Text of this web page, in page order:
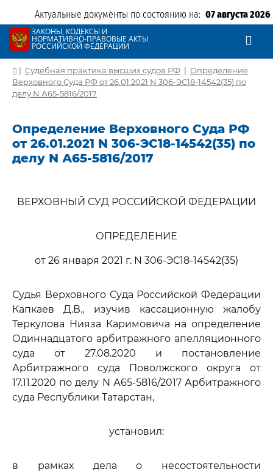
Актуальные документы по состоянию на: 07 августа 2026
ЗАКОНЫ, КОДЕКСЫ И
НОРМАТИВНО-ПРАВОВЫЕ АКТЫ
РОССИЙСКОЙ ФЕДЕРАЦИИ
| Судебная практика высших судов РФ | Определение
Верховного Суда РФ от 26.01.2021 N 306-ЭС18-14542(35) по
делу N А65-5816/2017
Определение Верховного Суда РФ
от 26.01.2021 N 306-ЭС18-14542(35) по
делу N А65-5816/2017
ВЕРХОВНЫЙ СУД РОССИЙСКОЙ ФЕДЕРАЦИИ
ОПРЕДЕЛЕНИЕ
от 26 января 2021 г. N 306-ЭС18-14542(35)
Судья Верховного Суда Российской Федерации
Капкаев Д.В., изучив кассационную жалобу
Теркулова Нияза Каримовича на определение
Одиннадцатого арбитражного апелляционного
суда от 27.08.2020 и постановление
Арбитражного суда Поволжского округа от
17.11.2020 по делу N А65-5816/2017 Арбитражного
суда Республики Татарстан,
установил:
в рамках дела о несостоятельности